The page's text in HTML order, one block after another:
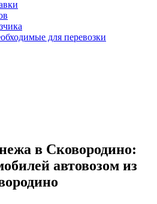
для перевозки
в Сковородино:
автовозом из